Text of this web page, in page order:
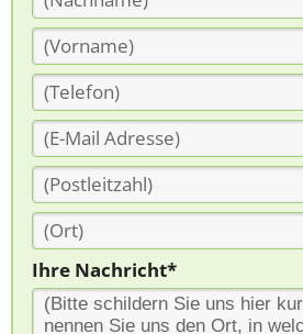
Ihre Nachricht*